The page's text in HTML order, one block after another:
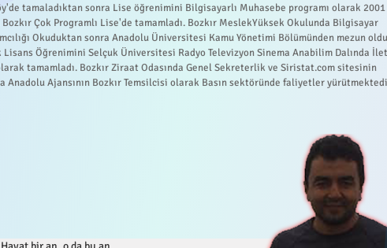
tamaladıktan sonra Lise öğrenimini Bilgisayarlı Muhasebe programı olarak 2001
Bozkır Çok Programlı Lise'de tamamladı. Bozkır MeslekYüksek Okulunda Bilgisayar
Okuduktan sonra Anadolu Üniversitesi Kamu Yönetimi Bölümünden mezun
Lisans Öğrenimini Selçuk Üniversitesi Radyo Televizyon Sinema Anabilim Dalında
tamamladı. Bozkır Ziraat Odasında Genel Sekreterlik ve Siristat.com sitesinin
Anadolu Ajansının Bozkır Temsilcisi olarak Basın sektöründe faliyetler